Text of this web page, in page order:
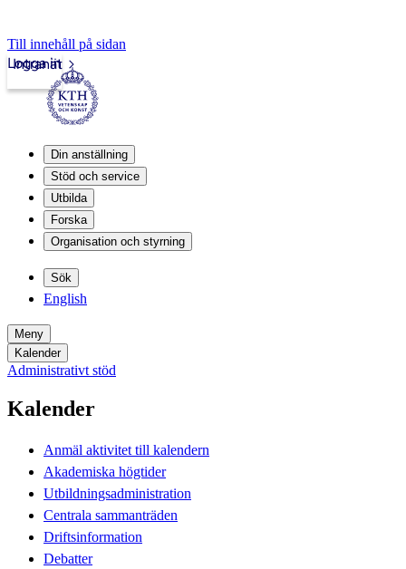
Till innehåll på sidan
Intranät
Logga in
Din anställning
Stöd och service
Utbilda
Forska
Organisation och styrning
Sök
English
Meny
Kalender
Administrativt stöd
Kalender
Anmäl aktivitet till kalendern
Akademiska högtider
Utbildningsadministration
Centrala sammanträden
Driftsinformation
Debatter